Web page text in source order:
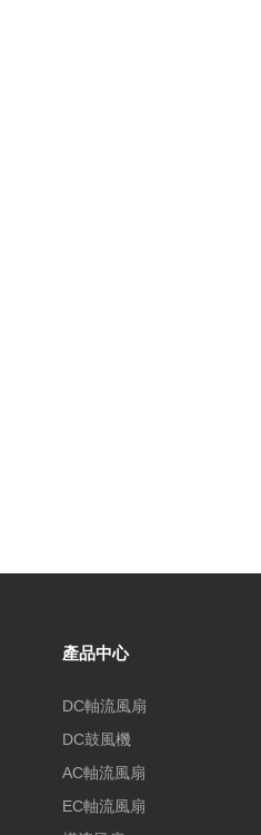
產品中心
DC軸流風扇
DC鼓風機
AC軸流風扇
EC軸流風扇